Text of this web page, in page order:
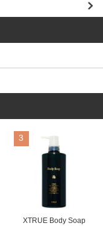
3
XTRUE Body Soap